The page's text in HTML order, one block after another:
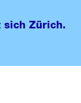
sich Zürich.